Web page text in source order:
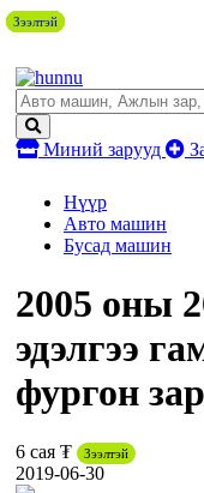
Миний зарууд
Нүүр
Авто машин
Бусад машин
2005 оны
эдэлгээ
фургон
6 сая ₮ Зээлтэй
2019-06-30
Зээлтэй
Зээлтэй
Зээлтэй
Зээлтэй
Зээлтэй